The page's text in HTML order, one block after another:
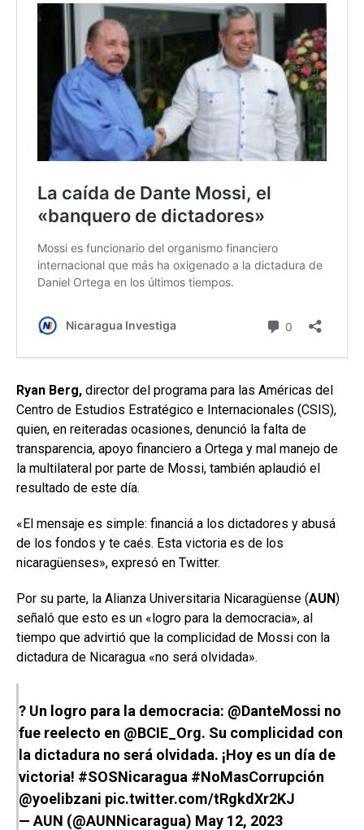
Ryan Berg, director del programa para las Américas del
Centro de Estudios Estratégico e Internacionales (CSIS),
quien, en reiteradas ocasiones, denunció la falta de
transparencia, apoyo financiero a Ortega y mal manejo de
la multilateral por parte de Mossi, también aplaudió el
resultado de este día.
«El mensaje es simple: financiá a los dictadores y abusá
de los fondos y te caés. Esta victoria es de los
nicaragüenses», expresó en Twitter.
Por su parte, la Alianza Universitaria Nicaragüense (AUN)
señaló que esto es un «logro para la democracia», al
tiempo que advirtió que la complicidad de Mossi con la
dictadura de Nicaragua «no será olvidada».
? Un logro para la democracia: @DanteMossi no
fue reelecto en @BCIE_Org. Su complicidad con
la dictadura no será olvidada. ¡Hoy es un día de
victoria! #SOSNicaragua #NoMasCorrupción
@yoelibzani pic.twitter.com/tRgkdXr2KJ
— AUN (@AUNNicaragua) May 12, 2023